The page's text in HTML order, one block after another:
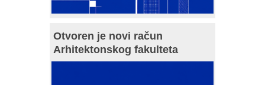
Otvoren je novi račun
Arhitektonskog fakulteta